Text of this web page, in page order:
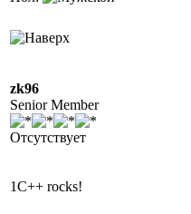
zk96
Senior Member
Отсутствует
1C++ rocks!